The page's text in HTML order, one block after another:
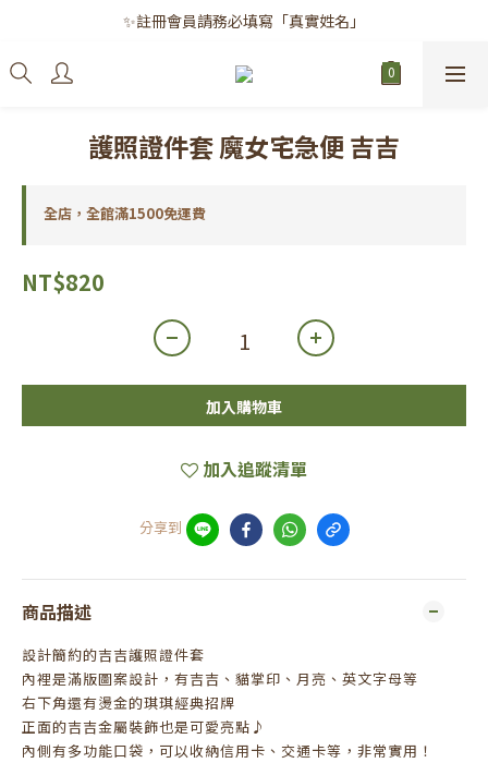
✨註冊會員請務必填寫「真實姓名」
✨註冊會員請務必填寫「真實姓名」
｜每月8日｜會員滿千免運日
護照證件套 魔女宅急便 吉吉
全店，全館滿1500免運費
NT$820
加入購物車
加入追蹤清單
分享到
商品描述
設計簡約的吉吉護照證件套
內裡是滿版圖案設計，有吉吉、貓掌印、月亮、英文字母等
右下角還有燙金的琪琪經典招牌
正面的吉吉金屬裝飾也是可愛亮點♪
內側有多功能口袋，可以收納信用卡、交通卡等，非常實用！